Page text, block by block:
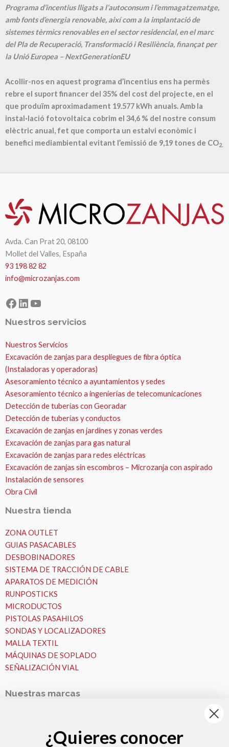
Programa d’incentius lligats a l’autoconsum i l’emmagatzematge,
amb fonts d’energia renovable, així com a la implantació de
sistemes tèrmics renovables en el sector residencial, en el marc
del Pla de Recuperació, Transformació i Resiliència, finançat per
la Unió Europea – NextGenerationEU
Acollir-nos en aquest programa d’incentius ens ha permès
rebre el suport financer del 35% del cost del projecte, en el
que produïm aproximadament 19.577 kWh anuals. Amb la
instal·lació fotovoltaica cobrim el 34,6 % del nostre consum
elèctric anual, fet que comporta un estalvi econòmic i
benefici mediambiental evitant l’emissió de 9,19 tones de CO2.
Avda. Can Prat 20, 08100
Mollet del Valles, España
93 198 82 82
info@microzanjas.com
Facebook
LinkedIn
YouTube
Nuestros servicios
Nuestros Servicios
Excavación de zanjas para despliegues de fibra óptica
(Instaladoras y operadoras)
Asesoramiento técnico a ayuntamientos y sedes
Asesoramiento técnico a ingenierías de telecomunicaciones
Detección de tuberías con Georadar
Detección de tuberías y conductos
Excavación de zanjas en jardines y zonas verdes
Excavación de zanjas para gas natural
Excavación de zanjas para redes eléctricas
Excavación de zanjas sin escombros – Microzanja con aspirado
Instalación de sensores
Obra Civil
Nuestra tienda
ZONA OUTLET
GUIAS PASACABLES
DESBOBINADORES
SISTEMA DE TRACCIÓN DE CABLE
APARATOS DE MEDICIÓN
RUNPOSTICKS
MICRODUCTOS
PISTOLAS PASAHILOS
SONDAS Y LOCALIZADORES
MALLA TEXTIL
MÁQUINAS DE SOPLADO
SEÑALIZACIÓN VIAL
Nuestras marcas
¿Quieres conocer